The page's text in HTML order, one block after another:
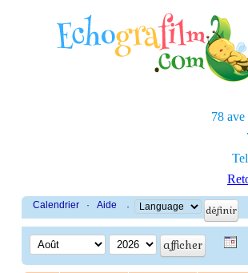
78 ave
Calendrier · Aide ·